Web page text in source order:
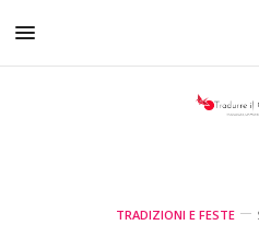
TRADIZIONI E FESTE